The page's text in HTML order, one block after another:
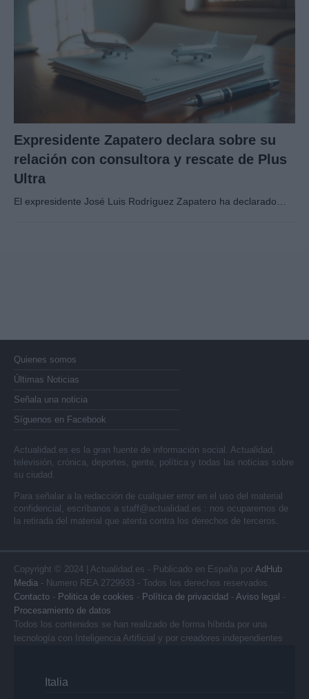
Expresidente Zapatero declara sobre su
relación con consultora y rescate de Plus
Ultra
El expresidente José Luis Rodríguez Zapatero ha declarado…
Quienes somos
Últimas Noticias
Señala una noticia
Síguenos en Facebook
Actualidad.es es la gran fuente de información social. Actualidad,
televisión, crónica, deportes, gente, política y todas las noticias sobre
su ciudad.
Para señalar a la redacción de cualquier error en el uso del material
confidencial, escríbanos a staff@actualidad.es : nos ocuparemos de
la retirada del material que atenta contra los derechos de terceros.
Copyright © 2024 | Actualidad.es - Publicado en España por AdHub
Media - Numero REA 2729933 - Todos los derechos reservados.
Contacto - Politica de cookies - Política de privacidad - Aviso legal -
Procesamiento de datos
Todos los contenidos se han realizado de forma híbrida por una
tecnología con Inteligencia Artificial y por creadores independientes
Italia